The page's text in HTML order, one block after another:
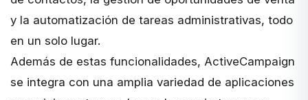
y la automatización de tareas administrativas, todo
en un solo lugar.
Además de estas funcionalidades, ActiveCampaign
se integra con una amplia variedad de aplicaciones